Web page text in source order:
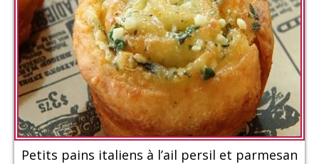
Petits pains italiens à l’ail persil et parmesan